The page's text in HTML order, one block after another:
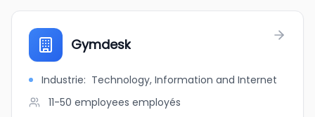
Gymdesk
Industrie: Technology, Information and Internet
11-50 employees employés